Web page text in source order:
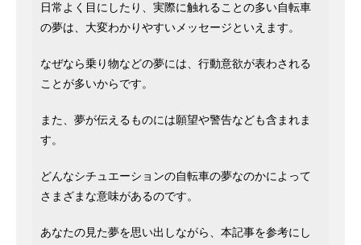
日常よく目にしたり、実際に触れることの多い自転車
の夢は、大変わかりやすいメッセージといえます。
なぜなら乗り物などの夢には、行動意欲が表わされる
ことが多いからです。
また、夢が伝えるものには願望や警告なども含まれま
す。
どんなシチュエーションの自転車の夢なのかによって
さまざまな意味があるのです。
あなたの見た夢を思い出しながら、本記事を参考にし